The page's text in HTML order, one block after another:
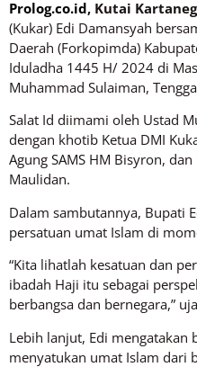
Prolog.co.id, Kutai
(Kukar) Edi Damansyah
Daerah (Forkopimda)
Iduladha 1445 H/ 2024 di
Muhammad Sulaiman,
Salat Id diimami oleh Ustad
dengan khotib Ketua DMI
Agung SAMS HM Bisyron,
Maulidan.
Dalam sambutannya, Bupati
persatuan umat Islam di
“Kita lihatlah kesatuan dan
ibadah Haji itu sebagai
berbangsa dan bernegara,”
Lebih lanjut, Edi mengatakan
menyatukan umat Islam dari